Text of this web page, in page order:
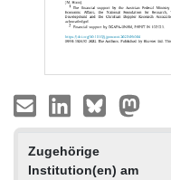
Zugehörige
Institution(en) am